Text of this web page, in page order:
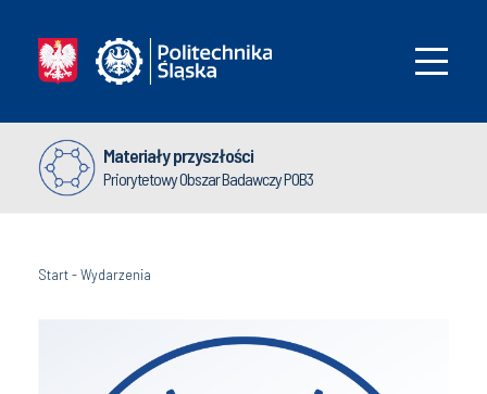
Materiały przyszłości
Priorytetowy Obszar Badawczy POB3
Start-Wydarzenia